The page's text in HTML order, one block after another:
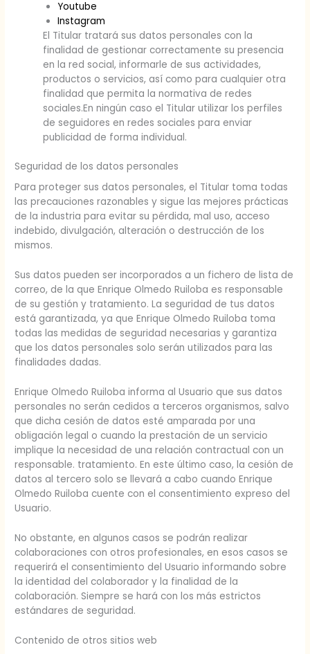
Youtube
Instagram
El Titular tratará sus datos personales con la
finalidad de gestionar correctamente su presencia
en la red social, informarle de sus actividades,
productos o servicios, así como para cualquier otra
finalidad que permita la normativa de redes
sociales.En ningún caso el Titular utilizar los perfiles
de seguidores en redes sociales para enviar
publicidad de forma individual.
Seguridad de los datos personales
Para proteger sus datos personales, el Titular toma todas
las precauciones razonables y sigue las mejores prácticas
de la industria para evitar su pérdida, mal uso, acceso
indebido, divulgación, alteración o destrucción de los
mismos.
Sus datos pueden ser incorporados a un fichero de lista de
correo, de la que Enrique Olmedo Ruiloba es responsable
de su gestión y tratamiento. La seguridad de tus datos
está garantizada, ya que Enrique Olmedo Ruiloba toma
todas las medidas de seguridad necesarias y garantiza
que los datos personales solo serán utilizados para las
finalidades dadas.
Enrique Olmedo Ruiloba informa al Usuario que sus datos
personales no serán cedidos a terceros organismos, salvo
que dicha cesión de datos esté amparada por una
obligación legal o cuando la prestación de un servicio
implique la necesidad de una relación contractual con un
responsable. tratamiento. En este último caso, la cesión de
datos al tercero solo se llevará a cabo cuando Enrique
Olmedo Ruiloba cuente con el consentimiento expreso del
Usuario.
No obstante, en algunos casos se podrán realizar
colaboraciones con otros profesionales, en esos casos se
requerirá el consentimiento del Usuario informando sobre
la identidad del colaborador y la finalidad de la
colaboración. Siempre se hará con los más estrictos
estándares de seguridad.
Contenido de otros sitios web